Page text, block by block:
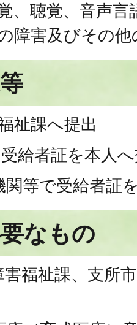
、聴覚、音声
障害及びその
祉課へ提出
給者証を本人
等で受給者証
なもの
害福祉課、支所